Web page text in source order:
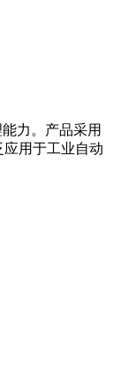
力。产品采用
应用于工业自动